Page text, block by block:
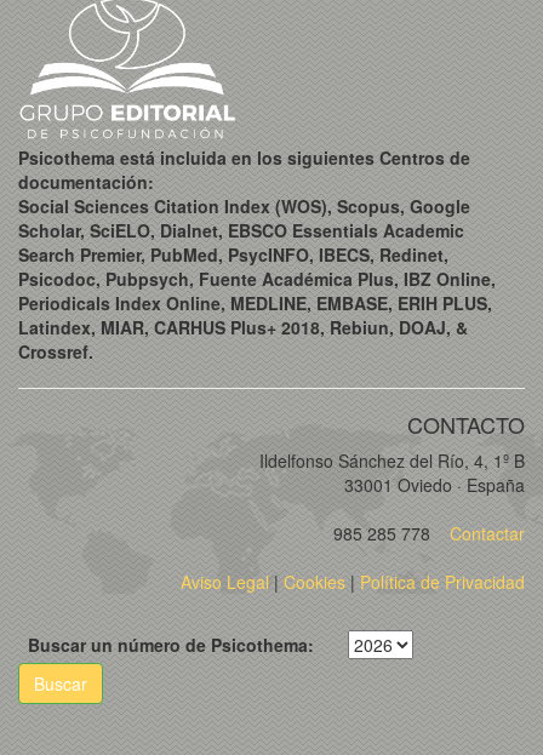
Psicothema está incluida en los siguientes Centros de
documentación:
Social Sciences Citation Index (WOS), Scopus, Google
Scholar, SciELO, Dialnet, EBSCO Essentials Academic
Search Premier, PubMed, PsycINFO, IBECS, Redinet,
Psicodoc, Pubpsych, Fuente Académica Plus, IBZ Online,
Periodicals Index Online, MEDLINE, EMBASE, ERIH PLUS,
Latindex, MIAR, CARHUS Plus+ 2018, Rebiun, DOAJ, &
Crossref.
CONTACTO
Ildelfonso Sánchez del Río, 4, 1º B
33001 Oviedo · España
985 285 778
Contactar
Aviso Legal| Cookies | Política de Privacidad
Buscar un número de Psicothema:
Buscar